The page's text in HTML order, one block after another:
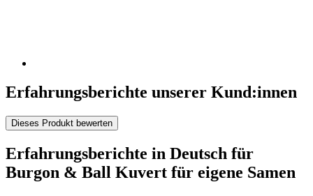
Erfahrungsberichte unserer Kund:innen
Dieses Produkt bewerten
Erfahrungsberichte in Deutsch für
Burgon & Ball Kuvert für eigene Samen